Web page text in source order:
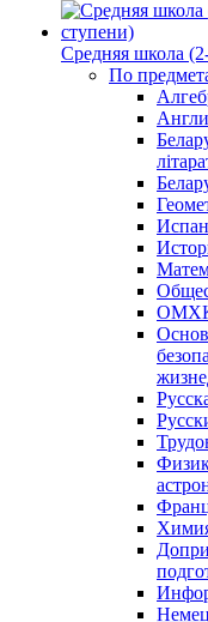
Средняя школа
По